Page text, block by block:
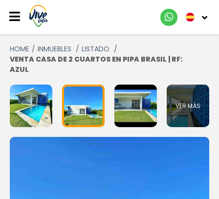
HOME INMUEBLES
LISTADO
VENTA CASA DE 2 CUARTOS EN PIPA BRASIL | RF:
AZUL
VER MÁS